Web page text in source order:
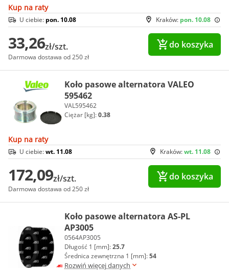
Kup na raty
Kraków: pon. 10.08
U ciebie: pon. 10.08
33,26zł/szt.
Darmowa dostawa od 250 zł
do koszyka
Koło pasowe alternatora VALEO
595462
VAL595462
Ciężar [kg]:0.38
Kup na raty
Kraków:wt. 11.08
U ciebie:wt. 11.08
172,09zł/szt.
Darmowa dostawa od 250 zł
do koszyka
Koło pasowe alternatora AS-PL
AP3005
0564AP3005
Długość 1 [mm]:25.7
Średnica zewnętrzna 1 [mm]:54
Rozwiń więcej danych